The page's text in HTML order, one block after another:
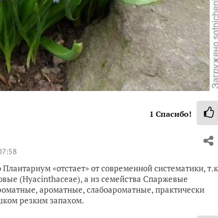
1 Спасибо!
«отстает» от современной систематики,
(Hyacinthaceae), а из семейства Спаржевые
ароматные, слабоароматные, практически
резким запахом.